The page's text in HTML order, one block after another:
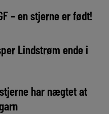
– en stjerne er født!
Lindstrøm ende i
stjerne har nægtet at